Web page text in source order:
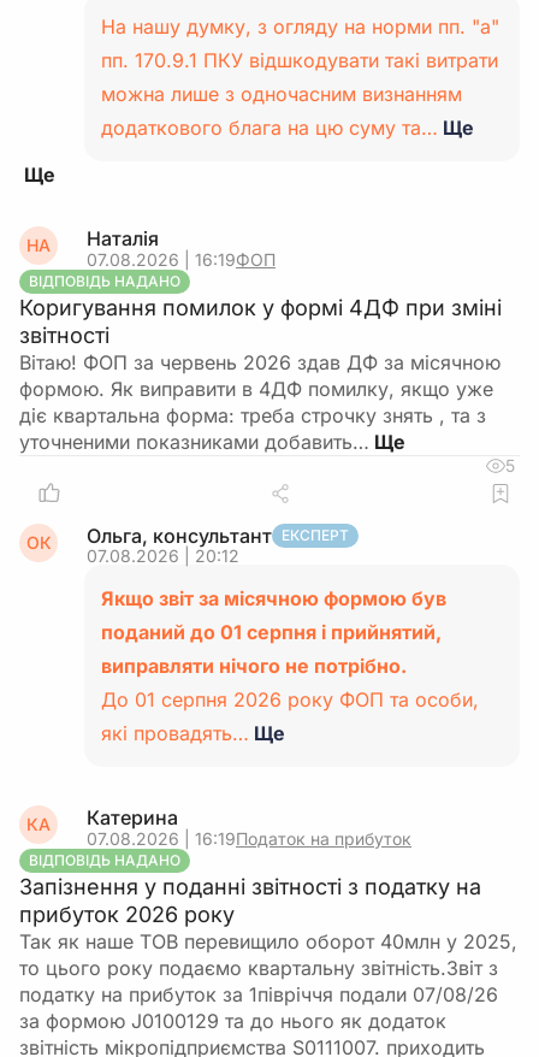
На нашу думку, з огляду на норми пп. "а"
пп. 170.9.1 ПКУ відшкодувати такі витрати
можна лише з одночасним визнанням
додаткового блага на цю суму та… Ще
НА Наталія
07.08.2026 | 16:19ФОП
ВІДПОВІДЬ НАДАНО
Коригування помилок у формі 4ДФ при зміні
звітності
Вітаю! ФОП за червень 2026 здав ДФ за місячною
формою. Як виправити в 4ДФ помилку, якщо уже
діє квартальна форма: треба строчку знять , та з
уточненими показниками добавить…
5
ОК Ольга, консультант ЕКСПЕРТ
07.08.2026 | 20:12
Якщо звіт за місячною формою був
поданий до 01 серпня і прийнятий,
виправляти нічого не потрібно.
До 01 серпня 2026 року ФОП та особи,
які провадять… Ще
КА Катерина
07.08.2026 | 16:19Податок на прибуток
ВІДПОВІДЬ НАДАНО
Запізнення у поданні звітності з податку на
прибуток 2026 року
Так як наше ТОВ перевищило оборот 40млн у 2025,
то цього року подаємо квартальну звітність.Звіт з
податку на прибуток за 1півріччя подали 07/08/26
за формою J0100129 та до нього як додаток
звітність мікропідприємства S0111007. приходить